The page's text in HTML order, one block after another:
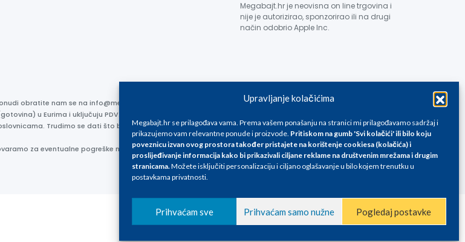
Upravljanje kolačićima
Megabajt.hr se prilagođava vama. Prema vašem ponašanju na stranici mi prilagođavamo sadržaj i
prikazujemo vam relevantne ponude i proizvode. Pritiskom na gumb 'Svi kolačići' ili bilo koju
poveznicu izvan ovog prostora također pristajete na korištenje cookiesa (kolačića) i
proslijeđivanje informacija kako bi prikazivali ciljane reklame na društvenim mrežama i drugim
stranicama.Možete isključiti personalizaciju i ciljano oglašavanje u bilo kojem trenutku u
postavkama privatnosti.
Prihvaćam sve Prihvaćam samo nužne Pogledaj postavke
Megabajt.hr je neovisna on line trgovina i
nije je autorizirao, sponzorirao ili na drugi
način odobrio Apple Inc.
obratite nam se na info@megabajt.hr. Sve cijene su informativnog karaktera i podložne su promjenama, a
u Eurima i uključuju PDV. Sve cijene su iskazane isključivo za kupovinu putem webshop-a i mogu
Trudimo se dati što bolji i točniji opis i sliku. Unatoč tome, ne možemo garantirati da su svi
za eventualne pogreške nastale u opisu proizvoda, greške prilikom štampanja te promjene cijena.